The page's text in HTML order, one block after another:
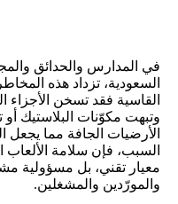
في المدارس والحدائق
السعودية، تزداد هذه
القاسية فقد تسخن
وتبهت مكوّنات البلاستيك
الأرضيات الجافة مما يجعل
السبب، فإن سلامة
معيار تقني، بل مسؤولية
والمورّدين والمشغلين.